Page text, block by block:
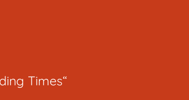
Times“